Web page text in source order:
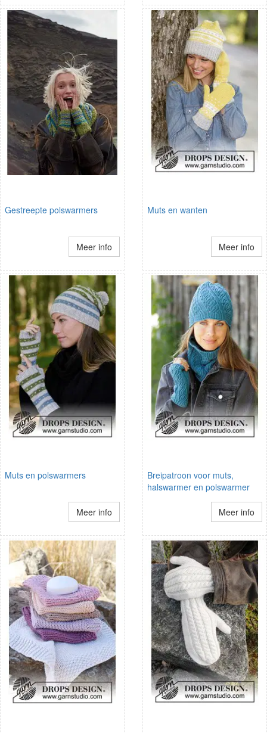
Gestreepte polswarmers
Meer info
Muts en wanten
Meer info
Muts en polswarmers
Meer info
Breipatroon voor muts,
halswarmer en polswarmer
Meer info